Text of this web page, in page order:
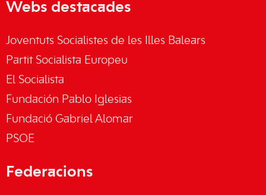
Webs destacades
Joventuts Socialistes de les Illes Balears
Partit Socialista Europeu
El Socialista
Fundación Pablo Iglesias
Fundació Gabriel Alomar
PSOE
Federacions